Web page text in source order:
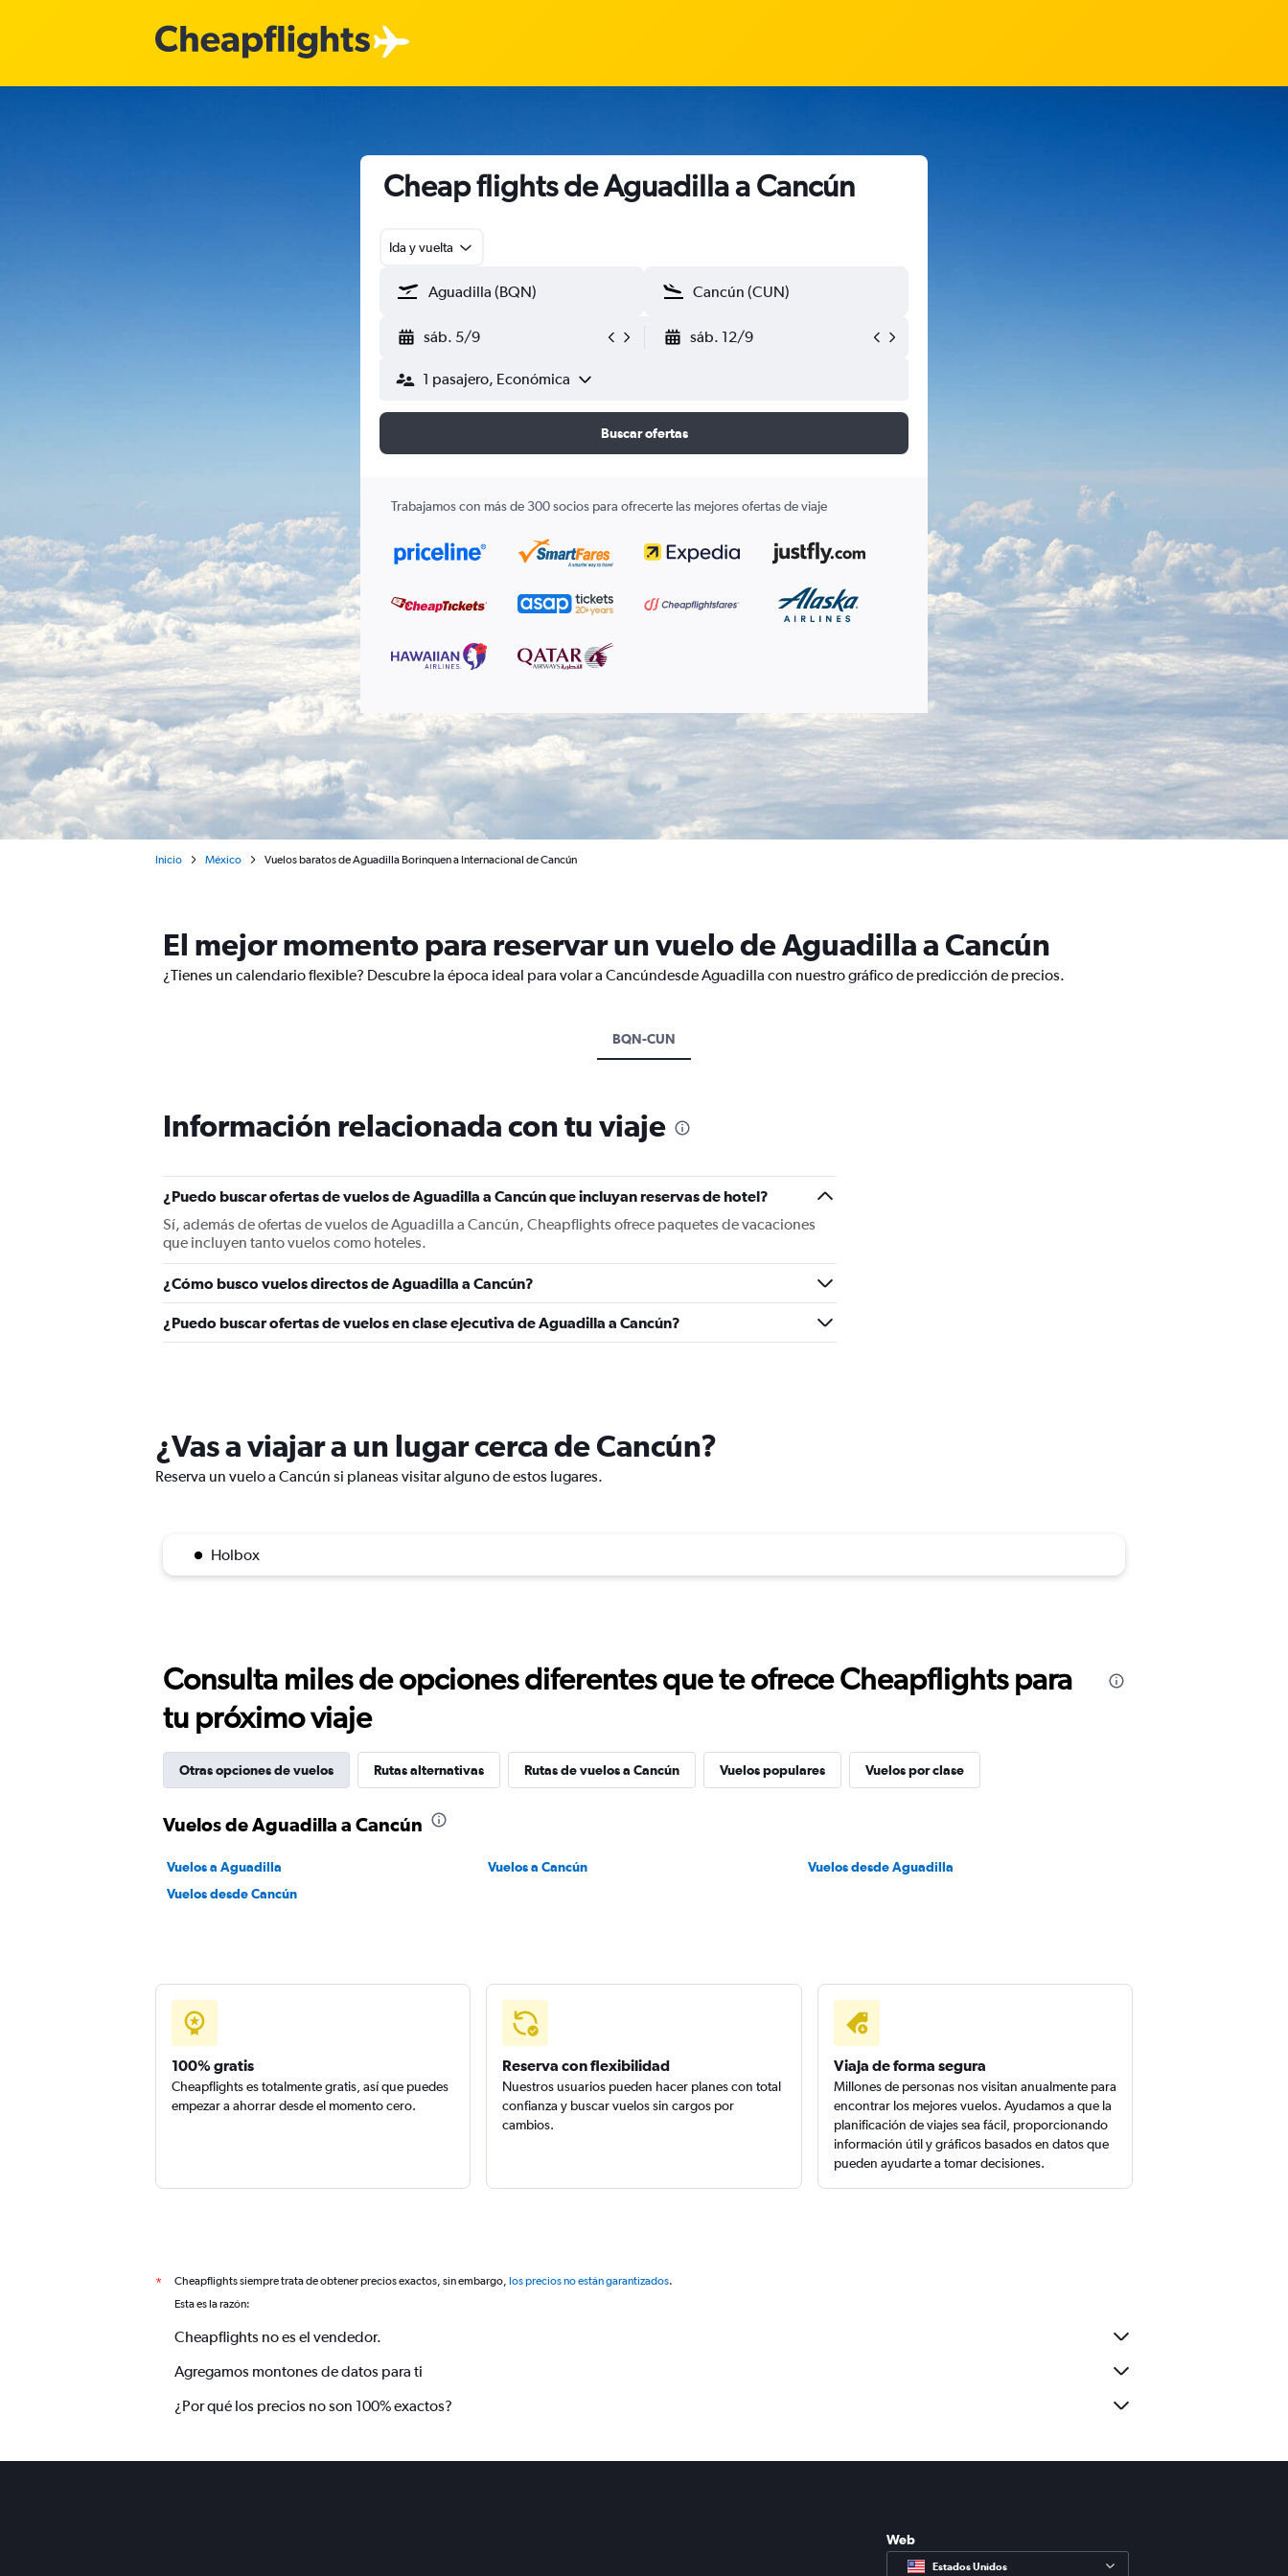
Cheap flights de Aguadilla a Cancún
Ida y vuelta
sáb. 5/9 sáb. 12/9
1 pasajero, Económica
Buscar ofertas
Trabajamos con más de 300 socios para ofrecerte las mejores ofertas de viaje
Inicio México Vuelos baratos de Aguadilla Borinquen a Internacional de Cancún
El mejor momento para reservar un vuelo de Aguadilla a Cancún
¿Tienes un calendario flexible? Descubre la época ideal para volar a Cancúndesde Aguadilla con nuestro gráfico de predicción de precios.
BQN-CUN
Información relacionada con tu viaje
¿Puedo buscar ofertas de vuelos de Aguadilla a Cancún que incluyan reservas de hotel?
Sí, además de ofertas de vuelos de Aguadilla a Cancún, Cheapflights ofrece paquetes de vacaciones
que incluyen tanto vuelos como hoteles.
¿Cómo busco vuelos directos de Aguadilla a Cancún?
¿Puedo buscar ofertas de vuelos en clase ejecutiva de Aguadilla a Cancún?
¿Vas a viajar a un lugar cerca de Cancún?
Reserva un vuelo a Cancún si planeas visitar alguno de estos lugares.
Holbox
Consulta miles de opciones diferentes que te ofrece Cheapflights para
tu próximo viaje
Otras opciones de vuelos Rutas alternativas Rutas de vuelos a Cancún Vuelos populares Vuelos por clase
Vuelos de Aguadilla a Cancún
Vuelos a Aguadilla Vuelos a Cancún
Vuelos desde Aguadilla
Vuelos desde Cancún
100% gratis
Cheapflights es totalmente gratis, así que puedes
empezar a ahorrar desde el momento cero.
Reserva con flexibilidad
Nuestros usuarios pueden hacer planes con total
confianza y buscar vuelos sin cargos por
cambios.
Viaja de forma segura
Millones de personas nos visitan anualmente para
encontrar los mejores vuelos. Ayudamos a que la
planificación de viajes sea fácil, proporcionando
información útil y gráficos basados en datos que
pueden ayudarte a tomar decisiones.
* Cheapflights siempre trata de obtener precios exactos, sin embargo, los precios no están garantizados.
Esta es la razón:
Cheapflights no es el vendedor.
Agregamos montones de datos para ti
¿Por qué los precios no son 100% exactos?
Web
Estados Unidos